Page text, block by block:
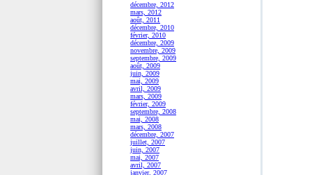
décembre, 2012
mars, 2012
août, 2011
décembre, 2010
février, 2010
décembre, 2009
novembre, 2009
septembre, 2009
août, 2009
juin, 2009
mai, 2009
avril, 2009
mars, 2009
février, 2009
septembre, 2008
mai, 2008
mars, 2008
décembre, 2007
juillet, 2007
juin, 2007
mai, 2007
avril, 2007
janvier, 2007